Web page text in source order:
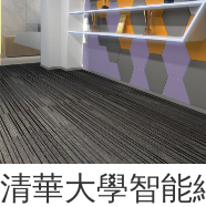
清華大學智能